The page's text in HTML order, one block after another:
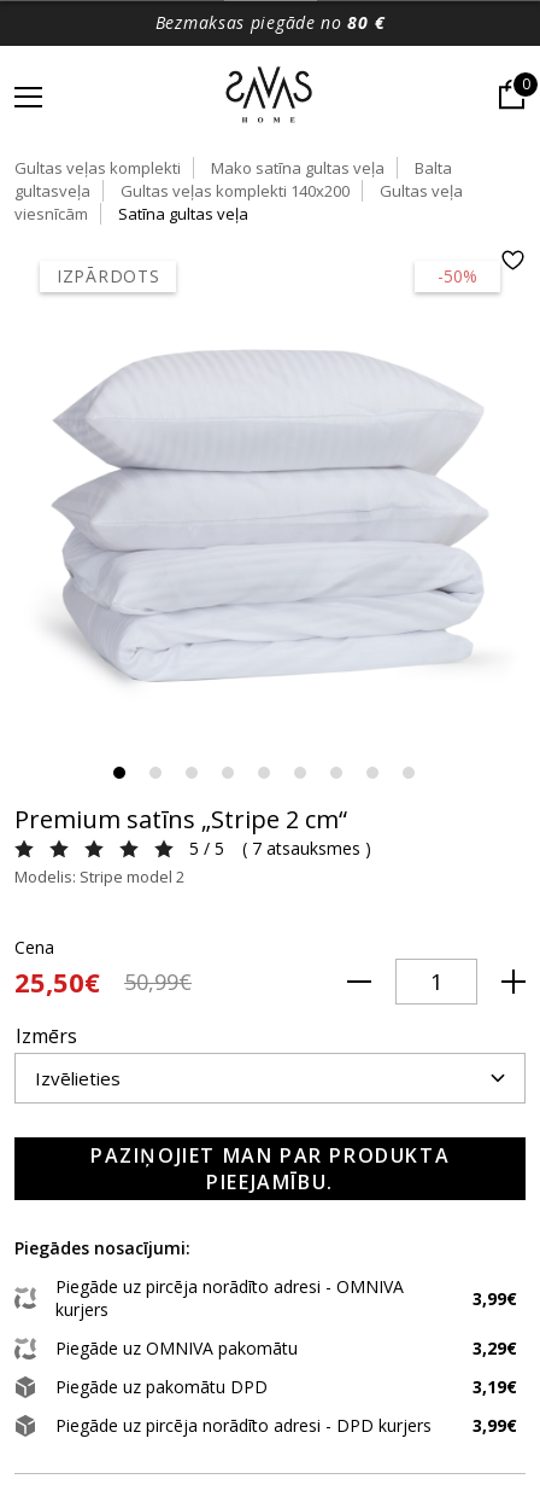
Bezmaksas piegāde no80 €
0
Gultas veļas komplekti Mako satīna gultas veļa
Balta
gultasveļa
Gultas veļas komplekti 140x200
Gultas veļa
viesnīcām
Satīna gultas veļa
-50%
IZPĀRDOTS
Premium satīns „Stripe 2 cm“
5 / 5 ( 7 atsauksmes )
Modelis: Stripe model 2
Cena
25,50€ 50,99€
Izmērs
PAZIŅOJIET MAN PAR PRODUKTA
PIEEJAMĪBU.
Piegādes nosacījumi:
Piegāde uz pircēja norādīto adresi - OMNIVA
kurjers
3,99€
Piegāde uz OMNIVA pakomātu
3,29€
Piegāde uz pakomātu DPD
3,19€
Piegāde uz pircēja norādīto adresi - DPD kurjers
3,99€